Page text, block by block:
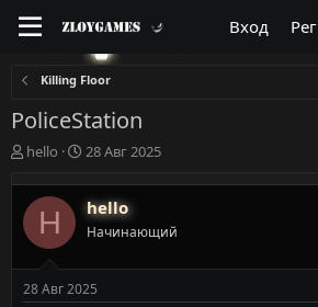
Вход
Killing Floor
PoliceStation
А
т
о
р
т
е
м
hello
Д
т
а
н
ч
а
28 Авг 2025
H hello
Начинающий
28 Авг 2025